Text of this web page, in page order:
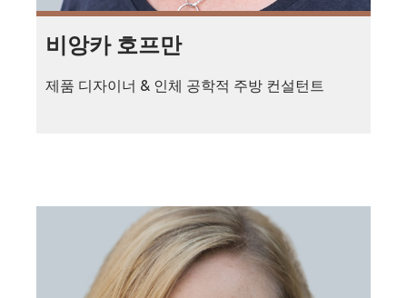
비앙카 호프만
제품 디자이너 & 인체 공학적 주방 컨설턴트